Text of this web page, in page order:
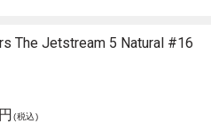
The Jetstream 5 Natural #16
(税込)